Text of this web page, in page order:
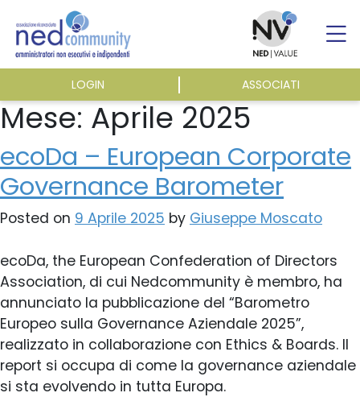
content
LOGIN ASSOCIATI
ASSOCIAZIONE
ATTIVITÀ
EVENTI E NEWS
PUBBLICAZIONI
Mese: Aprile 2025
ecoDa – European Corporate
Governance Barometer
Posted on 9 Aprile 2025 by Giuseppe Moscato
ecoDa, the European Confederation of Directors
Association, di cui Nedcommunity è membro, ha
annunciato la pubblicazione del “Barometro
Europeo sulla Governance Aziendale 2025”,
realizzato in collaborazione con Ethics & Boards. Il
report si occupa di come la governance aziendale
si sta evolvendo in tutta Europa.